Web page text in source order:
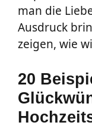
man die
Ausdruck
zeigen, wie
20